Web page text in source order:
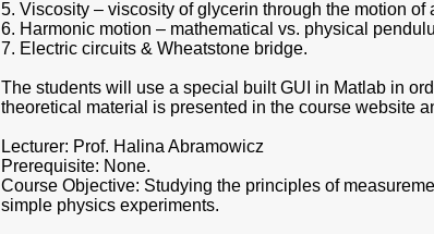
5. Viscosity – viscosity of glycerin through the motion of
6. Harmonic motion – mathematical vs. physical
7. Electric circuits & Wheatstone bridge.
The students will use a special built GUI in Matlab in
theoretical material is presented in the course website
Lecturer: Prof. Halina Abramowicz
Prerequisite: None.
Course Objective: Studying the principles of
simple physics experiments.